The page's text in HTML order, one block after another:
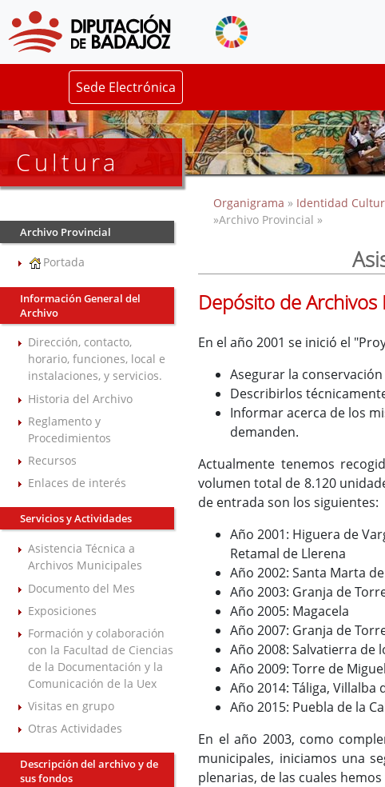
Sede Electrónica
Cultura
Archivo Provincial
Portada
Información General del
Archivo
Dirección, contacto,
horario, funciones, local e
instalaciones, y servicios.
Historia del Archivo
Reglamento y
Procedimientos
Recursos
Enlaces de interés
Servicios y Actividades
Asistencia Técnica a
Archivos Municipales
Documento del Mes
Exposiciones
Formación y colaboración
con la Facultad de Ciencias
de la Documentación y la
Comunicación de la Uex
Visitas en grupo
Otras Actividades
Descripción del archivo y de
sus fondos
Organigrama » Identidad
»Archivo Provincial »
Depósito de Archivos
En el año 2001 se inició el
Asegurar la
Describirlos
Informar acerca de los
demanden.
Actualmente tenemos
volumen total de 8.120
de entrada son los siguientes:
Año 2001: Higuera de
Retamal de Llerena
Año 2002: Santa Marta
Año 2003: Granja de
Año 2005: Magacela
Año 2007: Granja de
Año 2008: Salvatierra de
Año 2009: Torre de
Año 2014: Táliga, Villalba
Año 2015: Puebla de la
En el año 2003, como
municipales, iniciamos una
plenarias, de las cuales